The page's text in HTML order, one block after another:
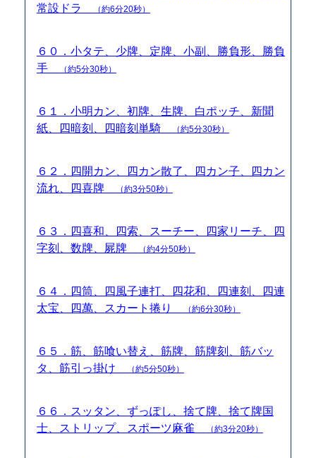
常設ドラ
（約6分20秒）
６０．小タテ、少牌、定牌、小副、勝負形、勝負
手
（約5分30秒）
６１．小明カン、初牌、生牌、白ポッチ、新聞
紙、四暗刻、四暗刻単騎
（約5分30秒）
６２．四開カン、四カン散了、四カン子、四カン
流れ、四喜牌
（約3分50秒）
６３．四喜和、四索、スーチー、四家リーチ、四
字刻、数牌、屍牌
（約4分50秒）
６４．四筒、四風子連打、四花和、四連刻、四連
太宝、四萬、スカート捲り
（約6分30秒）
６５．筋、筋喰い替え、筋牌、筋牌刻、筋バッ
タ、筋引っ掛け
（約5分50秒）
６６．スッタン、ずっぽし、捨て牌、捨て牌国
士、ストリップ、スポーツ麻雀
（約3分20秒）